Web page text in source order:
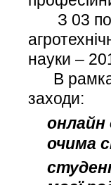
З 03 по
науки –
В рамках
заходи:
онлайн
очима